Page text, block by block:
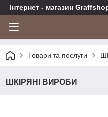
Інтернет - магазин
Товари та послуги
ШКІРЯНІ ВИРОБИ